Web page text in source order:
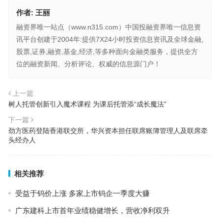
作者: 王丽
融资界唯一站点（www.n315.com）中国投融资界唯一信息资
讯平台创建于2004年:提供7X24小时投资信息资讯及全球金融,
股票,证券,融资,基金,经济,等多种面向金融类服务，提供全方
位的融资新闻、分析评论、权威的信息源门户！
上一篇
树人托管创新引入魔术课程 为课后托管添“成长魔法”
下一篇
劲方医药登陆香港联交所，华兴资本担任联席账簿管理人及联席牵
头经办人
相关推荐
受益于钨价上涨 多家上市钨企一季度大赚
广东建科上市首年业绩稳健增长，营收净利双升